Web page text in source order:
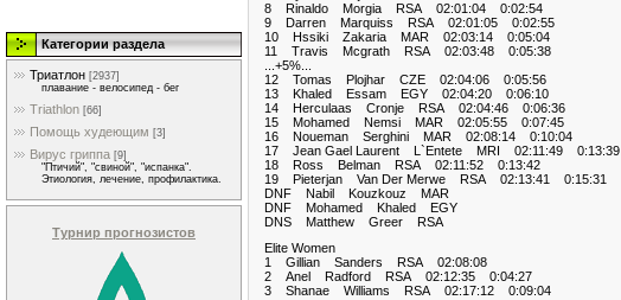
Категории раздела
Триатлон [2937]
плавание - велосипед - бег
Triathlon [66]
Помощь худеющим [3]
Вирус гриппа [9]
"Птичий", "свиной", "испанка".
Этиология, лечение, профилактика.
Турнир прогнозистов
8 Rinaldo Morgia RSA 02:01:04 0:02:54
9 Darren Marquiss RSA 02:01:05 0:02:55
10 Hssiki Zakaria MAR 02:03:14 0:05:04
11 Travis Mcgrath RSA 02:03:48 0:05:38
...+5%...
12 Tomas Plojhar CZE 02:04:06 0:05:56
13 Khaled Essam EGY 02:04:20 0:06:10
14 Herculaas Cronje RSA 02:04:46 0:06:36
15 Mohamed Nemsi MAR 02:05:55 0:07:45
16 Noueman Serghini MAR 02:08:14 0:10:04
17 Jean Gael Laurent L`Entete MRI 02:11:49 0:13:39
18 Ross Belman RSA 02:11:52 0:13:42
19 Pieterjan Van Der Merwe RSA 02:13:41 0:15:31
DNF Nabil Kouzkouz MAR
DNF Mohamed Khaled EGY
DNS Matthew Greer RSA
Elite Women
1 Gillian Sanders RSA 02:08:08
2 Anel Radford RSA 02:12:35 0:04:27
3 Shanae Williams RSA 02:17:12 0:09:04